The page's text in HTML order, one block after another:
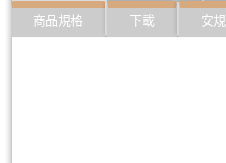
商品規格
下載 安規